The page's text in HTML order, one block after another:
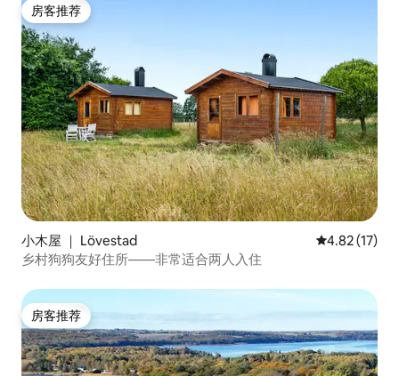
房客推荐
房客推荐
小木屋 ｜ Lövestad 平均评分
4.82 (17)
乡村狗狗友好住所——非常适合两人入住
房客推荐
房客推荐